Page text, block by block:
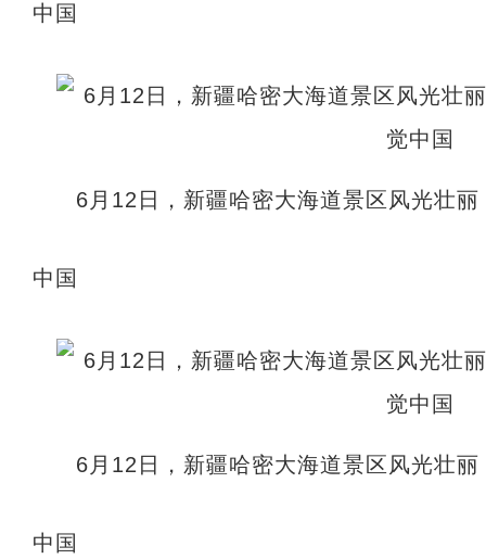
中国
6月12日，新疆哈密大海道景区风光壮
中国
6月12日，新疆哈密大海道景区风光壮
中国